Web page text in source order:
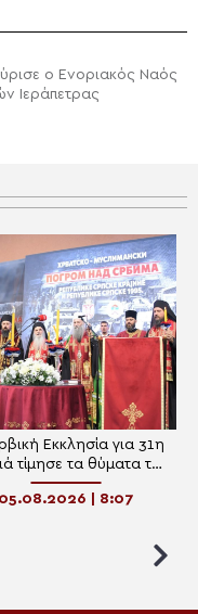
ο Ενοριακός Ναός
Ιεράπετρας
Εκκλησία για 31η
τίμησε τα θύματα της
– Το μήνυμα
σεβασμού και
05.08.2026 | 8:07